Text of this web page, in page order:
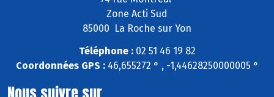
Zone Acti Sud
85000 La Roche sur Yon
Téléphone :02 51 46 19 82
Coordonnées GPS :46,655272 ° , -1,44628250000005 °